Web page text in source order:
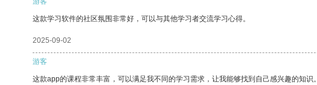
这款学习软件的社区氛围非常好，可以与其他学习者交流学习心得。
2025-09-02
游客
这款app的课程非常丰富，可以满足我不同的学习需求，让我能够找到自己感兴趣的知识。